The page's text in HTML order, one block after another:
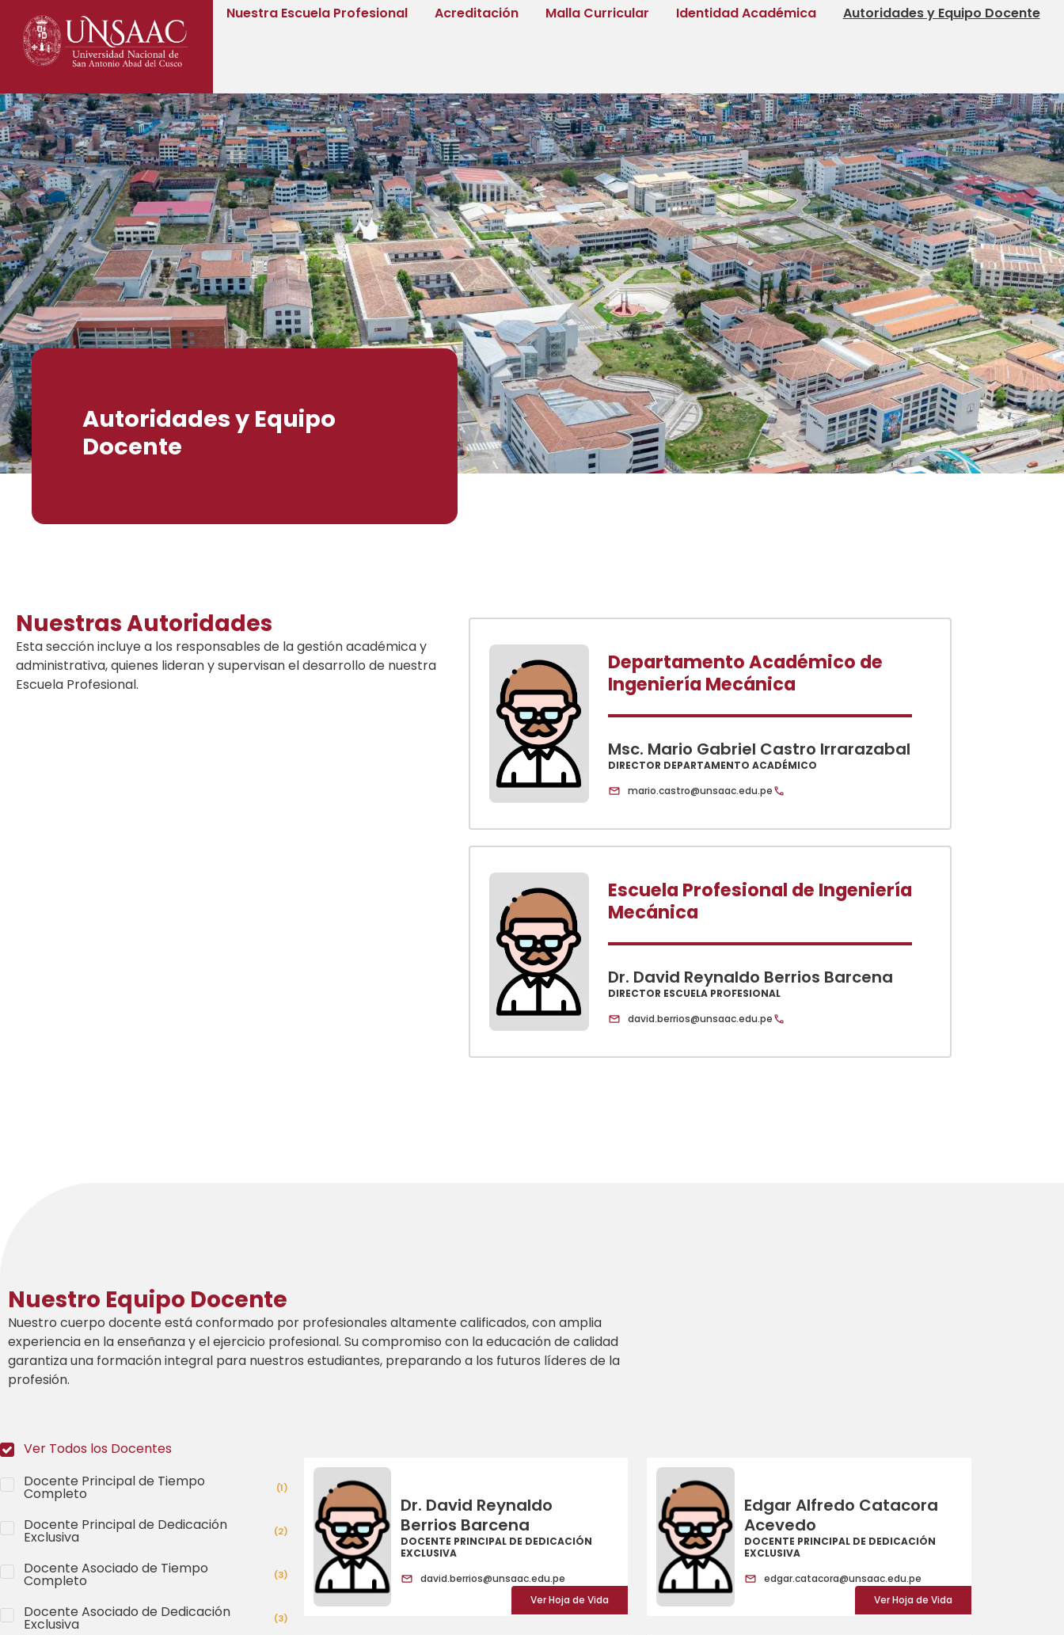
Nuestra Escuela Profesional Acreditación Malla Curricular Identidad Académica Autoridades y Equipo Docente
Autoridades y Equipo
Docente
Nuestras Autoridades
Esta sección incluye a los responsables de la gestión académica y
administrativa, quienes lideran y supervisan el desarrollo de nuestra
Escuela Profesional.
Departamento Académico de
Ingeniería Mecánica
Msc. Mario Gabriel Castro Irrarazabal
DIRECTOR DEPARTAMENTO ACADÉMICO
mario.castro@unsaac.edu.pe
Escuela Profesional de Ingeniería
Mecánica
Dr. David Reynaldo Berrios Barcena
DIRECTOR ESCUELA PROFESIONAL
david.berrios@unsaac.edu.pe
Nuestro Equipo Docente
Nuestro cuerpo docente está conformado por profesionales altamente calificados, con amplia
experiencia en la enseñanza y el ejercicio profesional. Su compromiso con la educación de calidad
garantiza una formación integral para nuestros estudiantes, preparando a los futuros líderes de la
profesión.
Ver Todos los Docentes
Docente Principal de Tiempo
Completo (1)
Docente Principal de Dedicación
Exclusiva (2)
Docente Asociado de Tiempo
Completo (3)
Docente Asociado de Dedicación
Exclusiva (3)
Dr. David Reynaldo
Berrios Barcena
DOCENTE PRINCIPAL DE DEDICACIÓN
EXCLUSIVA
david.berrios@unsaac.edu.pe
Ver Hoja de Vida
Edgar Alfredo Catacora
Acevedo
DOCENTE PRINCIPAL DE DEDICACIÓN
EXCLUSIVA
edgar.catacora@unsaac.edu.pe
Ver Hoja de Vida